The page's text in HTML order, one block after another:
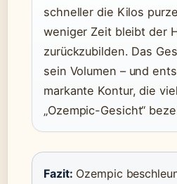
schneller die Kilos
weniger Zeit bleibt der
zurückzubilden. Das
sein Volumen – und
markante Kontur, die
„Ozempic-Gesicht“
Fazit: Ozempic